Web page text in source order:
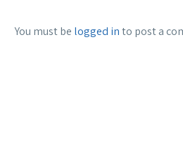
You must be logged into post a